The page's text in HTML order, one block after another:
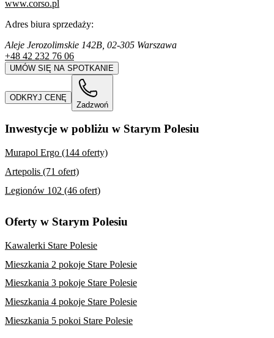
www.corso.pl
Adres biura sprzedaży:
Aleje Jerozolimskie 142B, 02-305 Warszawa
+48 42 232 76 06
UMÓW SIĘ NA SPOTKANIE
ODKRYJ CENĘ
Zadzwoń
Inwestycje w pobliżu w Starym Polesiu
Murapol Ergo (144 oferty)
Artepolis (71 ofert)
Legionów 102 (46 ofert)
Oferty w Starym Polesiu
Kawalerki Stare Polesie
Mieszkania 2 pokoje Stare Polesie
Mieszkania 3 pokoje Stare Polesie
Mieszkania 4 pokoje Stare Polesie
Mieszkania 5 pokoi Stare Polesie